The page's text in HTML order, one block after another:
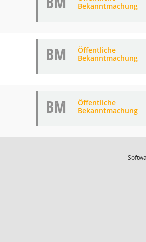
Bekanntmachung
BM
Öffentliche
Bekanntmachung
BM
Öffentliche
Bekanntmachung